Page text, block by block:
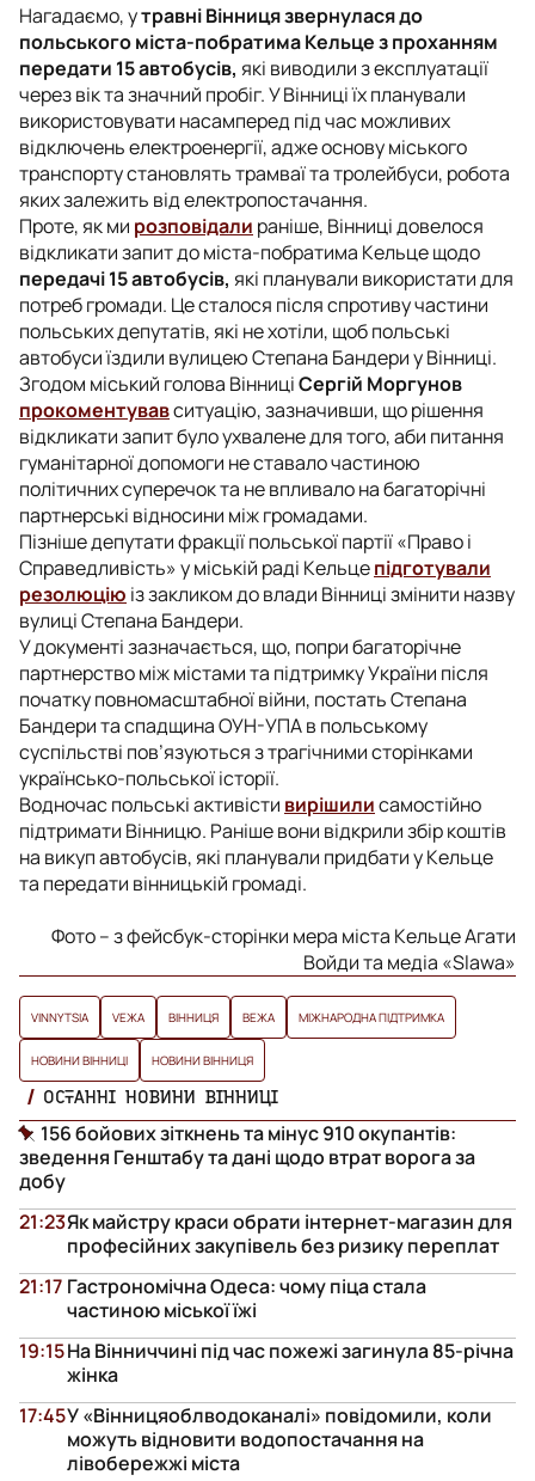
Нагадаємо, утравні Вінниця звернулася до
польського міста-побратима Кельце з проханням
передати 15 автобусів, які виводили з експлуатації
через вік та значний пробіг. У Вінниці їх планували
використовувати насамперед під час можливих
відключень електроенергії, адже основу міського
транспорту становлять трамваї та тролейбуси, робота
яких залежить від електропостачання.
Проте, як ми розповідали раніше, Вінниці довелося
відкликати запит до міста-побратима Кельце щодо
передачі 15 автобусів, які планували використати для
потреб громади. Це сталося після спротиву частини
польських депутатів, які не хотіли, щоб польські
автобуси їздили вулицею Степана Бандери у Вінниці.
Згодом міський голова ВінниціСергій Моргунов
прокоментувавситуацію, зазначивши, що рішення
відкликати запит було ухвалене для того, аби питання
гуманітарної допомоги не ставало частиною
політичних суперечок та не впливало на багаторічні
партнерські відносини між громадами.
Пізніше депутати фракції польської партії «Право і
Справедливість» у міській раді Кельцепідготували
резолюцію із закликом до влади Вінниці змінити назву
вулиці Степана Бандери.
У документі зазначається, що, попри багаторічне
партнерство між містами та підтримку України після
початку повномасштабної війни, постать Степана
Бандери та спадщина ОУН-УПА в польському
суспільстві пов’язуються з трагічними сторінками
українсько-польської історії.
Водночас польські активісти вирішилисамостійно
підтримати Вінницю. Раніше вони відкрили збір коштів
на викуп автобусів, які планували придбати у Кельце
та передати вінницькій громаді.
Фото – з фейсбук-сторінки мера міста Кельце Агати
Войди та медіа «Slawa»
VINNYTSIA VЕЖА ВІННИЦЯ ВЕЖА МІЖНАРОДНА ПІДТРИМКА
НОВИНИ ВІННИЦІ НОВИНИ ВІННИЦЯ
ОСТАННІ НОВИНИ ВІННИЦІ
156 бойових зіткнень та мінус 910 окупантів:
зведення Генштабу та дані щодо втрат ворога за
добу
Як майстру краси обрати інтернет-магазин для
професійних закупівель без ризику переплат
21:23
Гастрономічна Одеса: чому піца стала
частиною міської їжі
21:17
На Вінниччині під час пожежі загинула 85-річна
жінка
19:15
У «Вінницяоблводоканалі» повідомили, коли
можуть відновити водопостачання на
лівобережжі міста
17:45